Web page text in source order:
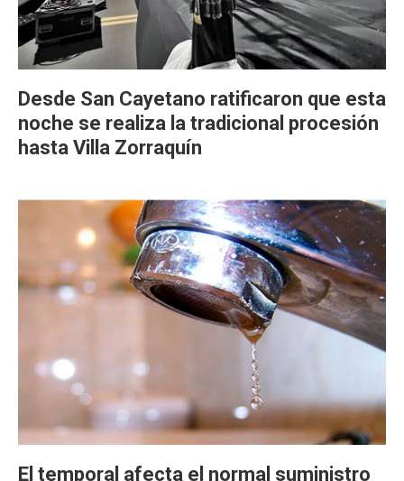
Desde San Cayetano ratificaron que esta
noche se realiza la tradicional procesión
hasta Villa Zorraquín
El temporal afecta el normal suministro